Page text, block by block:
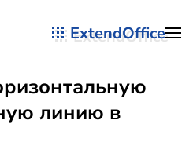
ExtendOffice
линию в